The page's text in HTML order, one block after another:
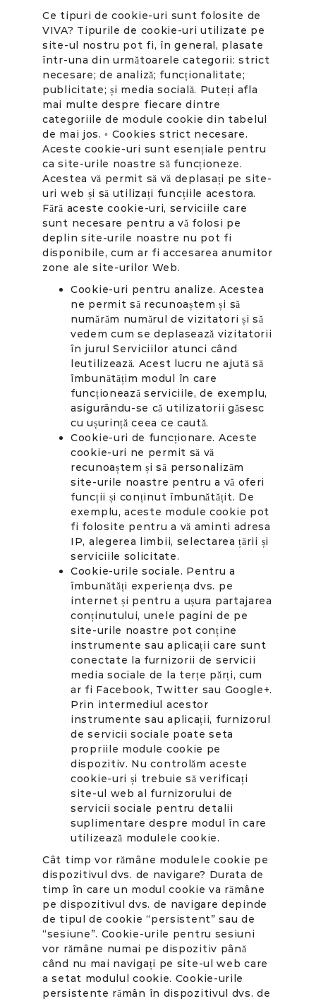
Ce tipuri de cookie-uri sunt folosite de
VIVA? Tipurile de cookie-uri utilizate pe
site-ul nostru pot fi, în general, plasate
într-una din următoarele categorii: strict
necesare; de analiză; funcționalitate;
publicitate; și media socială. Puteți afla
mai multe despre fiecare dintre
categoriile de module cookie din tabelul
de mai jos. ◦ Cookies strict necesare.
Aceste cookie-uri sunt esențiale pentru
ca site-urile noastre să funcționeze.
Acestea vă permit să vă deplasați pe site-
uri web și să utilizați funcțiile acestora.
Fără aceste cookie-uri, serviciile care
sunt necesare pentru a vă folosi pe
deplin site-urile noastre nu pot fi
disponibile, cum ar fi accesarea anumitor
zone ale site-urilor Web.
Cookie-uri pentru analize. Acestea
ne permit să recunoaștem și să
numărăm numărul de vizitatori și să
vedem cum se deplasează vizitatorii
în jurul Serviciilor atunci când
leutilizează. Acest lucru ne ajută să
îmbunătățim modul în care
funcționează serviciile, de exemplu,
asigurându-se că utilizatorii găsesc
cu ușurință ceea ce caută.
Cookie-uri de funcționare. Aceste
cookie-uri ne permit să vă
recunoaștem și să personalizăm
site-urile noastre pentru a vă oferi
funcții și conținut îmbunătățit. De
exemplu, aceste module cookie pot
fi folosite pentru a vă aminti adresa
IP, alegerea limbii, selectarea țării și
serviciile solicitate.
Cookie-urile sociale. Pentru a
îmbunătăți experiența dvs. pe
internet și pentru a ușura partajarea
conținutului, unele pagini de pe
site-urile noastre pot conține
instrumente sau aplicații care sunt
conectate la furnizorii de servicii
media sociale de la terțe părți, cum
ar fi Facebook, Twitter sau Google+.
Prin intermediul acestor
instrumente sau aplicații, furnizorul
de servicii sociale poate seta
propriile module cookie pe
dispozitiv. Nu controlăm aceste
cookie-uri și trebuie să verificați
site-ul web al furnizorului de
servicii sociale pentru detalii
suplimentare despre modul în care
utilizează modulele cookie.
Cât timp vor rămâne modulele cookie pe
dispozitivul dvs. de navigare? Durata de
timp în care un modul cookie va rămâne
pe dispozitivul dvs. de navigare depinde
de tipul de cookie “persistent” sau de
“sesiune”. Cookie-urile pentru sesiuni
vor rămâne numai pe dispozitiv până
când nu mai navigați pe site-ul web care
a setat modulul cookie. Cookie-urile
persistente rămân în dispozitivul dvs. de